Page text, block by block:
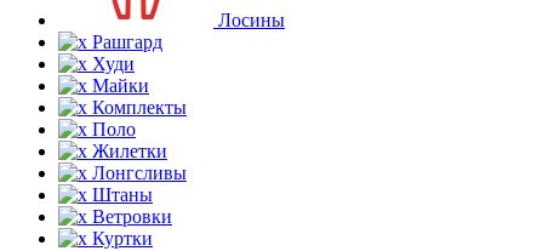
Лосины
Рашгард
Худи
Майки
Комплекты
Поло
Жилетки
Лонгсливы
Штаны
Ветровки
Куртки